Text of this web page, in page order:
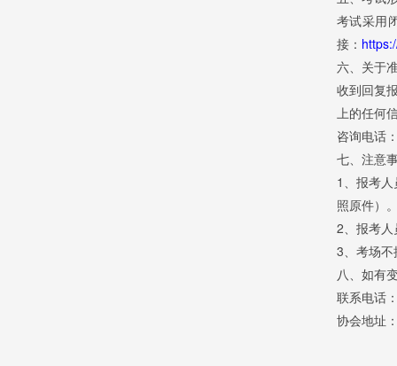
考试采用
接：
六、关于
收到回复
上的任何
咨询电话
七、注意
1、报考
照原件）
2、报考
3、考场
八、如有
联系电话
协会地址